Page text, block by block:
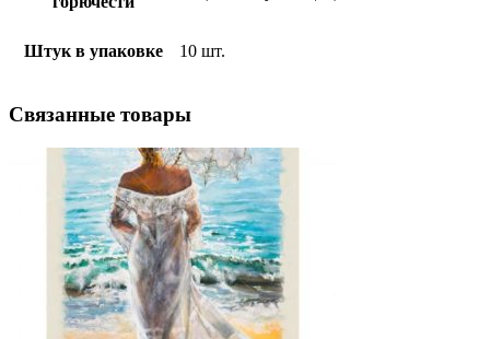
Штук в упаковке 10 шт.
Связанные товары